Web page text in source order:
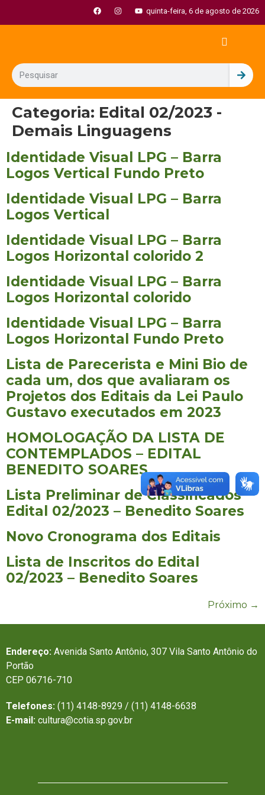
quinta-feira, 6 de agosto de 2026
Categoria: Edital 02/2023 -
Demais Linguagens
Identidade Visual LPG – Barra
Logos Vertical Fundo Preto
Identidade Visual LPG – Barra
Logos Vertical
Identidade Visual LPG – Barra
Logos Horizontal colorido 2
Identidade Visual LPG – Barra
Logos Horizontal colorido
Identidade Visual LPG – Barra
Logos Horizontal Fundo Preto
Lista de Parecerista e Mini Bio de
cada um, dos que avaliaram os
Projetos dos Editais da Lei Paulo
Gustavo executados em 2023
HOMOLOGAÇÃO DA LISTA DE
CONTEMPLADOS – EDITAL
BENEDITO SOARES
Lista Preliminar de Classificados
Edital 02/2023 – Benedito Soares
Novo Cronograma dos Editais
Lista de Inscritos do Edital
02/2023 – Benedito Soares
Próximo →
Endereço: Avenida Santo Antônio, 307 Vila Santo Antônio do
Portão
CEP 06716-710
Telefones: (11) 4148-8929 / (11) 4148-6638
E-mail: cultura@cotia.sp.gov.br